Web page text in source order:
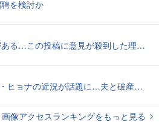
を検討か
人の数だけ答えがある…この投稿に意見が殺到した理由｜これって不倫旅行ですか？【ママリ】
“売春の疑い”ソン・ヒョナの近況が話題に…夫と破産寸前で別居、うつ病から対人恐怖症まで
画像アクセスランキングをもっと見る